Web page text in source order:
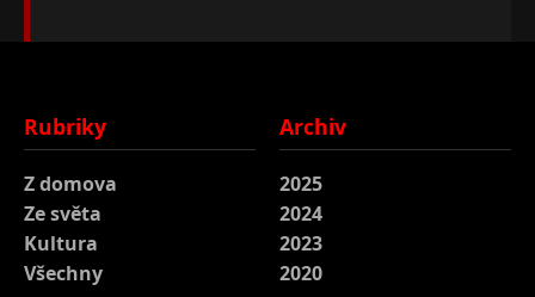
Rubriky
Z domova
Ze světa
Kultura
Všechny
Archiv
2025
2024
2023
2020